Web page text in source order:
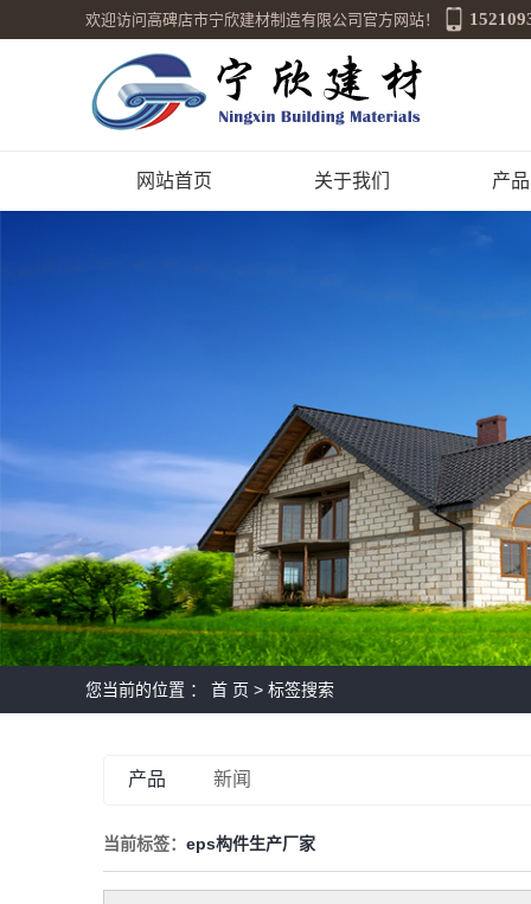
欢迎访问高碑店市宁欣建材制造有限公司官方网站！
网站首页 关于我们 产
您当前的位置 ： 首 页 > 标签搜索
产品 新闻
当前标签： eps构件生产厂家